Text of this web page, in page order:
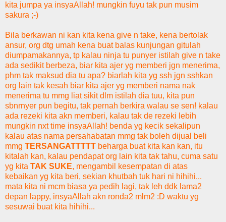
kita jumpa ya insyaAllah! mungkin fuyu tak pun musim
sakura ;-)
Bila berkawan ni kan kita kena give n take, kena bertolak
ansur, org dtg umah kena buat balas kunjungan gitulah
diumpamakannya, tp kalau ninja tu punyer istilah give n take
ada sedikit berbeza, biar kita ajer yg memberi jgn menerima,
phm tak maksud dia tu apa? biarlah kita yg ssh jgn sshkan
org lain tak kesah biar kita ajer yg memberi nama nak
menerima tu mmg liat sikit dlm istilah dia tuu, kita pun
sbnrnyer pun begitu, tak pernah berkira walau se sen! kalau
ada rezeki kita akn memberi, kalau tak de rezeki lebih
mungkin nxt time insyaAllah! benda yg kecik sekalipun
kalau atas nama persahabatan mmg tak boleh dijual beli
mmg TERSANGATTTTT beharga buat kita kan kan, itu
kitalah kan, kalau pendapat org lain kita tak tahu, cuma satu
yg kita TAK SUKE, mengambil kesempatan di atas
kebaikan yg kita beri, sekian khutbah tuk hari ni hihihi...
mata kita ni mcm biasa ya pedih lagi, tak leh ddk lama2
depan lappy, insyaAllah akn ronda2 mlm2 :D waktu yg
sesuwai buat kita hihihi...